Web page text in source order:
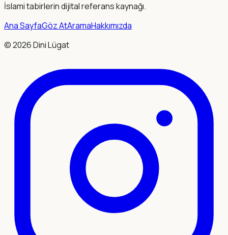
İslami tabirlerin dijital referans kaynağı.
Ana SayfaGöz AtAramaHakkımızda
©2026Dini Lügat